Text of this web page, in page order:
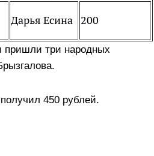
Дарья Есина 200
пришли три народных
450 рублей.